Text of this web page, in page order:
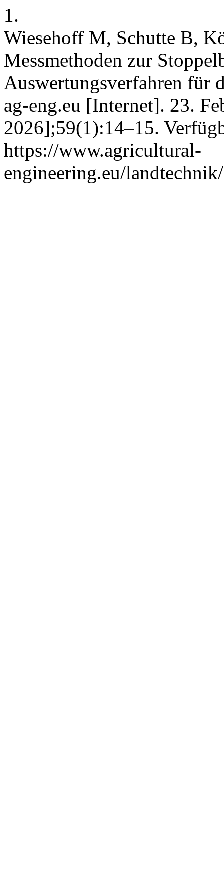
1.
Wiesehoff M, Schutte B,
Messmethoden zur
Auswertungsverfahren für
ag-eng.eu [Internet]. 23.
2026];59(1):14–15.
https://www.agricultural-
engineering.eu/